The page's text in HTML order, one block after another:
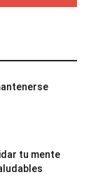
tu mente